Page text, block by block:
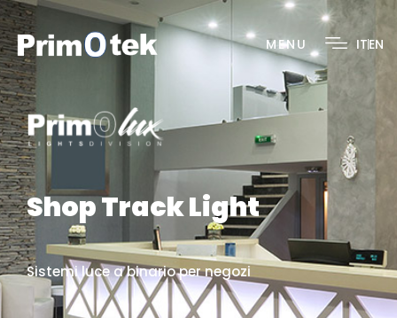
MENU ITEN
Shop Track Light
Sistemi luce a binario per negozi